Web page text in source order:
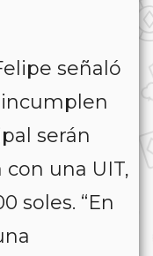
señaló
serán
una UIT,
soles. “En